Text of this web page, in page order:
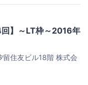
】～LT枠～2016年
留住友ビル18階 株式会